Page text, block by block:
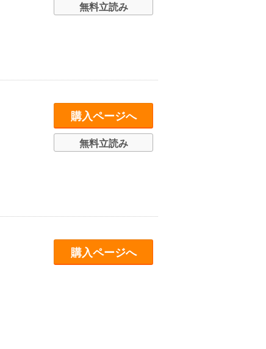
無料立読み
購入ページへ
無料立読み
購入ページへ